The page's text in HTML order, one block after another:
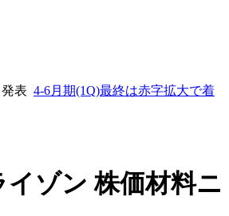
発表 4-6月期(1Q)最終は赤字拡大で着
イゾン株価材料ニ